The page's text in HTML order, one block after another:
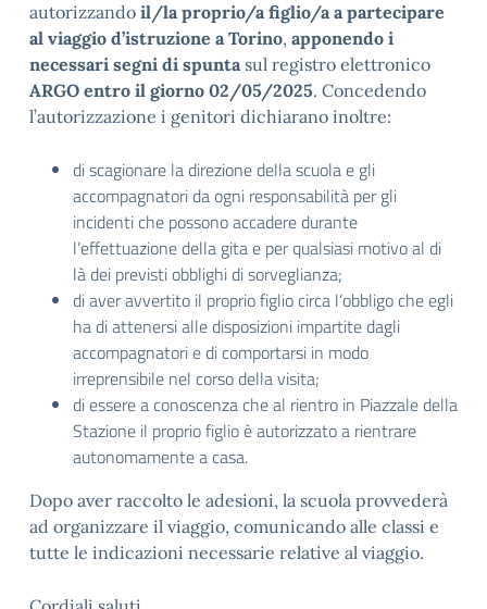
autorizzando il/la proprio/a figlio/a a partecipare
al viaggio d’istruzione a Torino, apponendo i
necessari segni di spuntasul registro elettronico
ARGO entro il giorno 02/05/2025. Concedendo
l’autorizzazione i genitori dichiarano inoltre:
di scagionare la direzione della scuola e gli
accompagnatori da ogni responsabilità per gli
incidenti che possono accadere durante
l’effettuazione della gita e per qualsiasi motivo al di
là dei previsti obblighi di sorveglianza;
di aver avvertito il proprio figlio circa l’obbligo che egli
ha di attenersi alle disposizioni impartite dagli
accompagnatori e di comportarsi in modo
irreprensibile nel corso della visita;
di essere a conoscenza che al rientro in Piazzale della
Stazione il proprio figlio è autorizzato a rientrare
autonomamente a casa.
Dopo aver raccolto le adesioni, la scuola provvederà
ad organizzare il viaggio, comunicando alle classi e
tutte le indicazioni necessarie relative al viaggio.